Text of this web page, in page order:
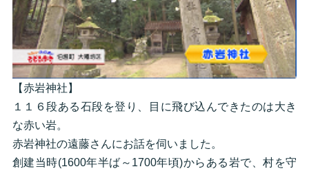
【赤岩神社】
１１６段ある石段を登り、目に飛び込んできたのは大き
な赤い岩。
赤岩神社の遠藤さんにお話を伺いました。
創建当時(1600年半ば～1700年頃)からある岩で、村を守